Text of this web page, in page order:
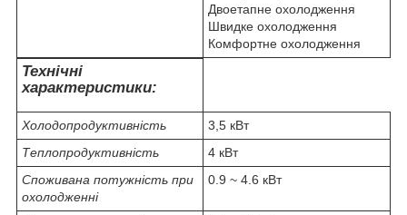
Двоетапне охолодження
Швидке охолодження
Комфортне охолодження
Технічні
характеристики:
Холодопродуктивність
3,5 кВт
Теплопродуктивність
4 кВт
Споживана потужність при
охолодженні
0.9 ~ 4.6 кВт